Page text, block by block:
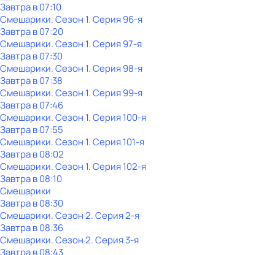
Завтра в 07:10
Смешарики. Сезон 1. Серия 96-я
Завтра в 07:20
Смешарики. Сезон 1. Серия 97-я
Завтра в 07:30
Смешарики. Сезон 1. Серия 98-я
Завтра в 07:38
Смешарики. Сезон 1. Серия 99-я
Завтра в 07:46
Смешарики. Сезон 1. Серия 100-я
Завтра в 07:55
Смешарики. Сезон 1. Серия 101-я
Завтра в 08:02
Смешарики. Сезон 1. Серия 102-я
Завтра в 08:10
Смешарики
Завтра в 08:30
Смешарики. Сезон 2. Серия 2-я
Завтра в 08:36
Смешарики. Сезон 2. Серия 3-я
Завтра в 08:43